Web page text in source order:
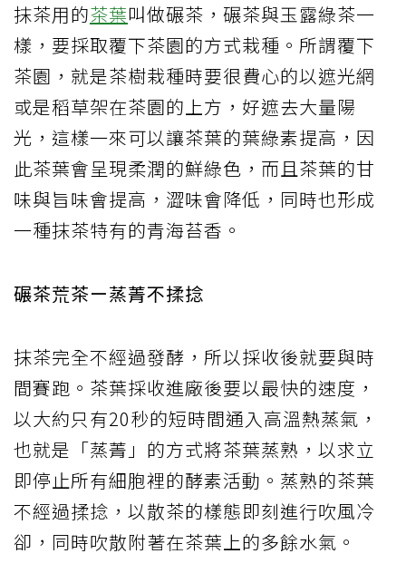
抹茶用的茶葉叫做碾茶，碾茶與玉露綠茶一
樣，要採取覆下茶園的方式栽種。所謂覆下
茶園，就是茶樹栽種時要很費心的以遮光網
或是稻草架在茶園的上方，好遮去大量陽
光，這樣一來可以讓茶葉的葉綠素提高，因
此茶葉會呈現柔潤的鮮綠色，而且茶葉的甘
味與旨味會提高，澀味會降低，同時也形成
一種抹茶特有的青海苔香。
碾茶荒茶ー蒸菁不揉捻
抹茶完全不經過發酵，所以採收後就要與時
間賽跑。茶葉採收進廠後要以最快的速度，
以大約只有20秒的短時間通入高溫熱蒸氣，
也就是「蒸菁」的方式將茶葉蒸熟，以求立
即停止所有細胞裡的酵素活動。蒸熟的茶葉
不經過揉捻，以散茶的樣態即刻進行吹風冷
卻，同時吹散附著在茶葉上的多餘水氣。